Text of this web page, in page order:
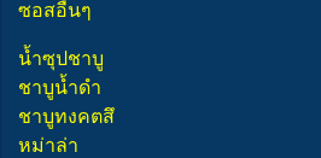
ซอสอื่นๆ
น้ำซุปชาบู
ชาบูน้ำดำ
ชาบูทงคตสึ
หม่าล่า